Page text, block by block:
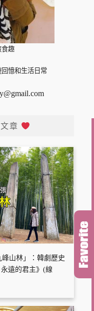
食趣
憶和生活日常
章
峰山林」：韓劇歷史
遠的君主》(線